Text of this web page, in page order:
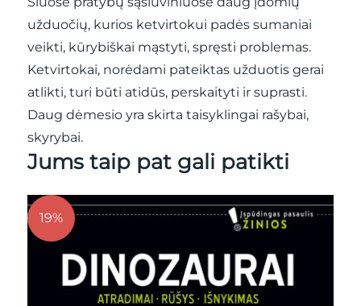
užduočių, kurios ketvirtokui padės sumaniai
veikti, kūrybiškai mąstyti, spręsti problemas.
Ketvirtokai, norėdami pateiktas užduotis gerai
atlikti, turi būti atidūs, perskaityti ir suprasti.
Daug dėmesio yra skirta taisyklingai rašybai,
skyrybai.
Jums taip pat gali patikti
19%